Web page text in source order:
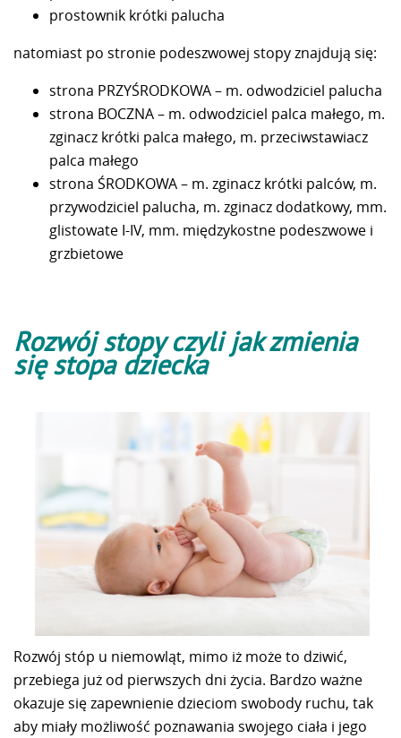
prostownik krótki palucha
natomiast po stronie podeszwowej stopy znajdują się:
strona PRZYŚRODKOWA – m. odwodziciel palucha
strona BOCZNA – m. odwodziciel palca małego, m.
zginacz krótki palca małego, m. przeciwstawiacz
palca małego
strona ŚRODKOWA – m. zginacz krótki palców, m.
przywodziciel palucha, m. zginacz dodatkowy, mm.
glistowate I-IV, mm. międzykostne podeszwowe i
grzbietowe
Rozwój stopy czyli jak zmienia
się stopa dziecka
Rozwój stóp u niemowląt, mimo iż może to dziwić,
przebiega już od pierwszych dni życia. Bardzo ważne
okazuje się zapewnienie dzieciom swobody ruchu, tak
aby miały możliwość poznawania swojego ciała i jego